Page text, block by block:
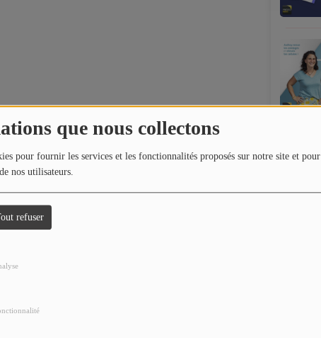
que nous collectons
pour fournir les services et les fonctionnalités proposés sur notre site et pour
nos utilisateurs.
refuser